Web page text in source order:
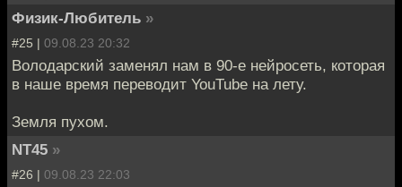
Физик-Любитель »
#25 | 09.08.23 20:32
Володарский заменял нам в 90-е нейросеть, которая
в наше время переводит YouTube на лету.
Земля пухом.
NT45 »
#26 | 09.08.23 22:03